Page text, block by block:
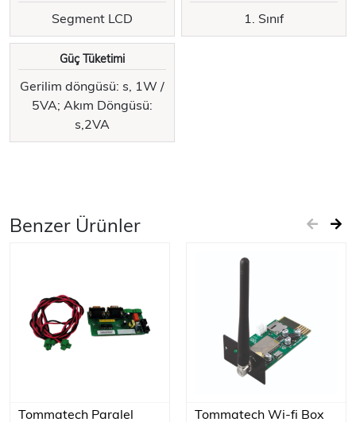
Segment LCD 1. Sınıf
Güç Tüketimi
Gerilim döngüsü: s, 1W /
5VA; Akım Döngüsü:
s,2VA
Benzer Ürünler
Tommatech Paralel
Tommatech Wi-fi Box